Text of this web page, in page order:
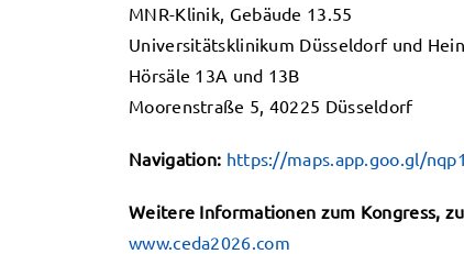
MNR-Klinik, Gebäude 13.55
Universitätsklinikum Düsseldorf und
Hörsäle 13A und 13B
Moorenstraße 5, 40225 Düsseldorf
Navigation: https://maps.app.goo.gl/
Weitere Informationen zum Kongress,
www.ceda2026.com